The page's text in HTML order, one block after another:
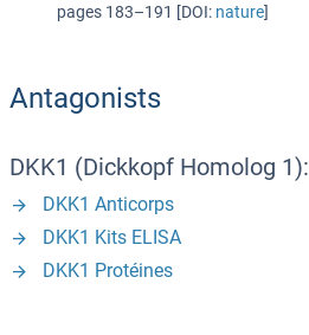
pages 183–191 [DOI: nature]
Antagonists
DKK1 (Dickkopf Homolog 1):
DKK1 Anticorps
DKK1 Kits ELISA
DKK1 Protéines